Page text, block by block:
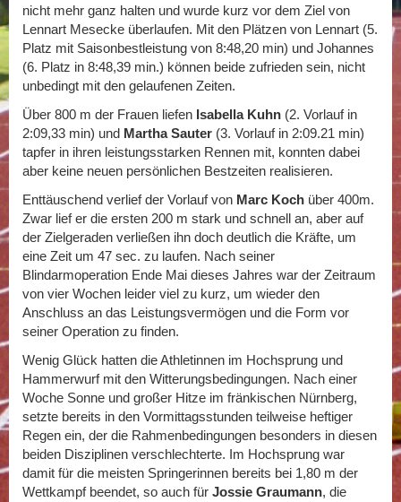
nicht mehr ganz halten und wurde kurz vor dem Ziel von
Lennart Mesecke überlaufen. Mit den Plätzen von Lennart (5.
Platz mit Saisonbestleistung von 8:48,20 min) und Johannes
(6. Platz in 8:48,39 min.) können beide zufrieden sein, nicht
unbedingt mit den gelaufenen Zeiten.
Über 800 m der Frauen liefen Isabella Kuhn (2. Vorlauf in
2:09,33 min) und Martha Sauter (3. Vorlauf in 2:09.21 min)
tapfer in ihren leistungsstarken Rennen mit, konnten dabei
aber keine neuen persönlichen Bestzeiten realisieren.
Enttäuschend verlief der Vorlauf von Marc Koch über 400m.
Zwar lief er die ersten 200 m stark und schnell an, aber auf
der Zielgeraden verließen ihn doch deutlich die Kräfte, um
eine Zeit um 47 sec. zu laufen. Nach seiner
Blindarmoperation Ende Mai dieses Jahres war der Zeitraum
von vier Wochen leider viel zu kurz, um wieder den
Anschluss an das Leistungsvermögen und die Form vor
seiner Operation zu finden.
Wenig Glück hatten die Athletinnen im Hochsprung und
Hammerwurf mit den Witterungsbedingungen. Nach einer
Woche Sonne und großer Hitze im fränkischen Nürnberg,
setzte bereits in den Vormittagsstunden teilweise heftiger
Regen ein, der die Rahmenbedingungen besonders in diesen
beiden Disziplinen verschlechterte. Im Hochsprung war
damit für die meisten Springerinnen bereits bei 1,80 m der
Wettkampf beendet, so auch für Jossie Graumann, die